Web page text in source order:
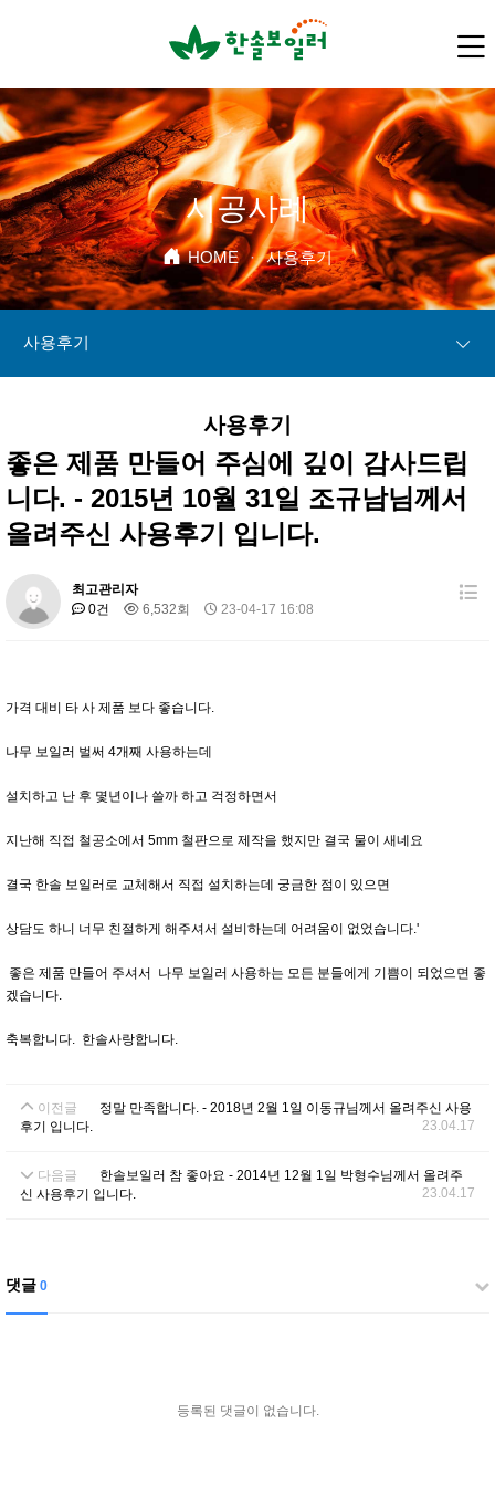
시공사례
HOME · 사용후기
사용후기
사용후기
좋은 제품 만들어 주심에 깊이 감사드립
니다. - 2015년 10월 31일 조규남님께서
올려주신 사용후기 입니다.
최고관리자
0건
6,532회 23-04-17 16:08
가격 대비 타 사 제품 보다 좋습니다.
나무 보일러 벌써 4개째 사용하는데
설치하고 난 후 몇년이나 쓸까 하고 걱정하면서
지난해 직접 철공소에서 5mm 철판으로 제작을 했지만 결국 물이 새네요
결국 한솔 보일러로 교체해서 직접 설치하는데 궁금한 점이 있으면
상담도 하니 너무 친절하게 해주셔서 설비하는데 어려움이 없었습니다.'
좋은 제품 만들어 주셔서 나무 보일러 사용하는 모든 분들에게 기쁨이 되었으면 좋
겠습니다.
축복합니다. 한솔사랑합니다.
이전글
정말 만족합니다. - 2018년 2월 1일 이동규님께서 올려주신 사용
후기 입니다.
23.04.17
다음글
한솔보일러 참 좋아요 - 2014년 12월 1일 박형수님께서 올려주
신 사용후기 입니다.
23.04.17
댓글 0
등록된 댓글이 없습니다.